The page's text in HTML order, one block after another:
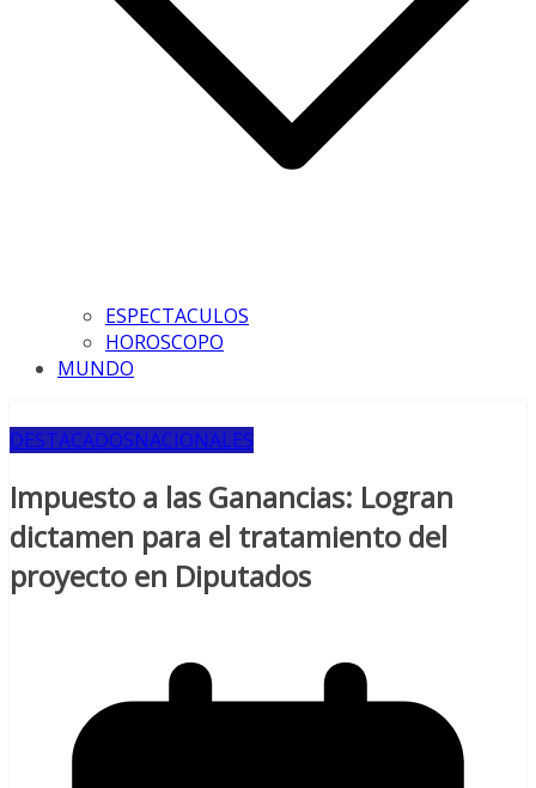
ESPECTACULOS
HOROSCOPO
MUNDO
DESTACADOSNACIONALES
Impuesto a las Ganancias: Logran
dictamen para el tratamiento del
proyecto en Diputados